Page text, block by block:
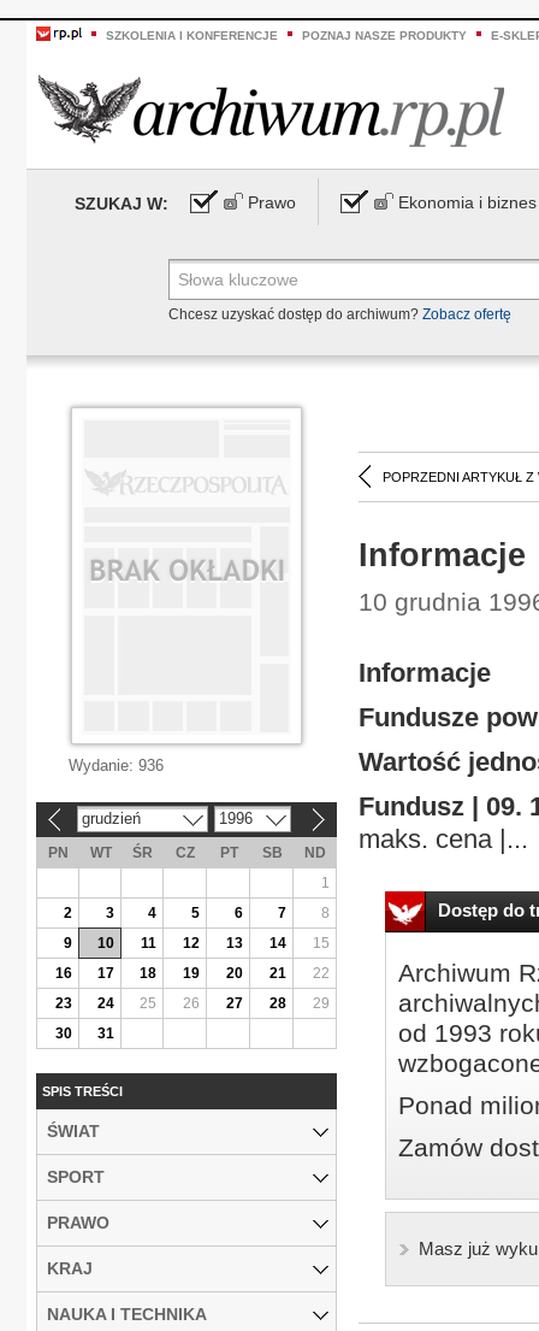
SZKOLENIA I KONFERENCJE POZNAJ NASZE PRODUKTY E-
SZUKAJ W: Prawo Ekonomia i biznes
Chcesz uzyskać dostęp do archiwum? Zobacz ofertę
POPRZEDNI ARTYKUŁ Z
Informacje
10 grudnia
Informacje
Fundusze
Wartość
Fundusz | 09.
maks. cena |...
Dostęp do
Archiwum
od 1993
Ponad
Zamów
Masz już
Wydanie: 936
grudzień 1996
PN WT ŚR CZ PT SB
ND
1
2
3 4 5 6 7
8
9
10 11 12 13 14
15
16
17 18 19 20 21
22
23
24 25 26 27 28
29
30
31
SPIS TREŚCI
ŚWIAT
SPORT
PRAWO
KRAJ
NAUKA I TECHNIKA